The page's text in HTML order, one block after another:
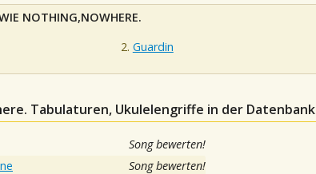
NOTHING,NOWHERE.
Guardin
Tabulaturen, Ukulelengriffe in der Datenbank
Song bewerten!
Song bewerten!